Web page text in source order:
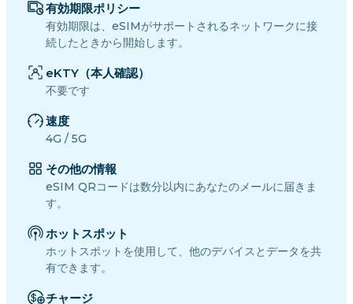
有効期限ポリシー
有効期限は、eSIMがサポートされるネットワークに接
続したときから開始します。
eKTY（本人確認）
不要です
速度
4G / 5G
その他の情報
eSIM QRコードは数分以内にあなたのメールに届きま
す。
ホットスポット
ホットスポットを使用して、他のデバイスとデータを共
有できます。
チャージ